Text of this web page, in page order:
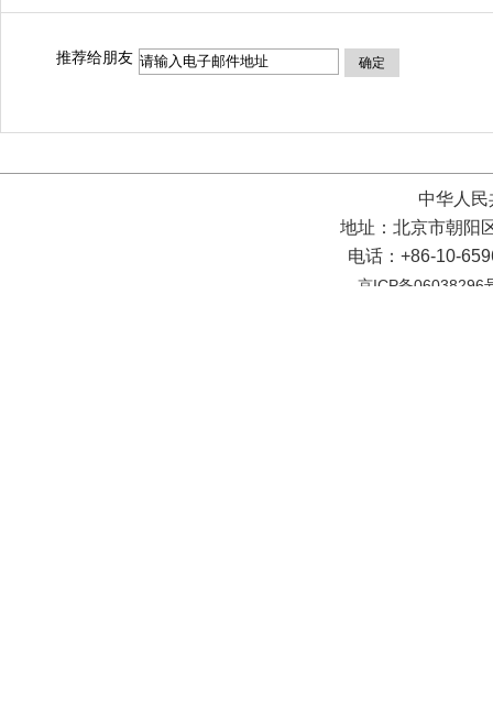
推荐给朋友 确定
中华人
地址：北京市朝阳
电话：+86-10-
京ICP备06038296